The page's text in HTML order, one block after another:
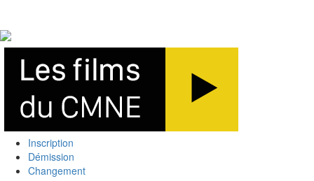
Inscription
Démission
Changement